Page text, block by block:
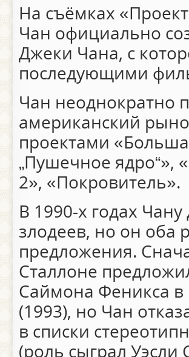
На съёмках
Чан официально
Джеки Чана, с
последующими
Чан неоднократно
американский
проектами
„Пушечное ядро“»,
2», «Покровитель».
В 1990-х годах
злодеев, но он оба
предложения.
Сталлоне
Саймона Феникса в
(1993), но Чан
в списки
(роль сыграл